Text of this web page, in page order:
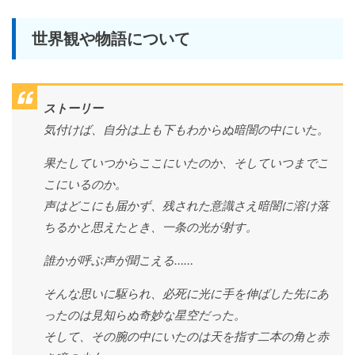
世界観や物語について
ストーリー
気付けば、自分は上も下もわからぬ暗闇の中にいた。
果たしていつからここにいたのか、そしていつまでこ
こにいるのか。
声はどこにも届かず、残された意識さえ暗闇に溶け落
ちるかと思えたとき、一条の光が射す。
誰かが呼ぶ声が聞こえる……
そんな思いに駆られ、必死に光に手を伸ばした先にあ
ったのは見知らぬ奇妙な星空だった。
そして、その腕の中にいたのは天を指す二本の角と赤